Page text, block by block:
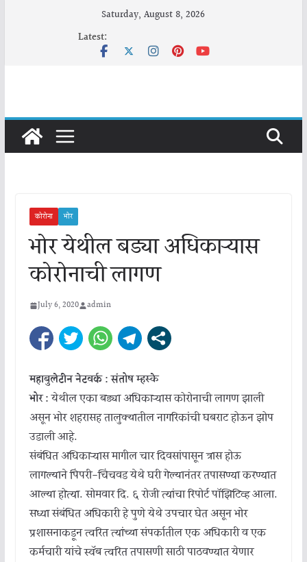
Saturday, August 8, 2026
Latest:
कोरोना भोर
भोर येथील बड्या अधिकाऱ्यास
कोरोनाची लागण
July 6, 2020 admin
महाबुलेटीन नेटवर्क : संतोष म्हस्के
भोर :येथील एका बड्या अधिकाऱ्यास कोरोनाची लागण झाली
असून भोर शहरासह तालुक्यातील नागरिकांची घबराट होऊन झोप
उडाली आहे.
संबंधित अधिकाऱ्यास मागील चार दिवसांपासून त्रास होऊ
लागल्याने पिंपरी-चिंचवड येथे घरी गेल्यानंतर तपासण्या करण्यात
आल्या होत्या. सोमवार दि. ६ रोजी त्यांचा रिपोर्ट पॉझिटिव्ह आला.
सध्या संबंधित अधिकारी हे पुणे येथे उपचार घेत असून भोर
प्रशासनाकडून त्वरित त्यांच्या संपर्कातील एक अधिकारी व एक
कर्मचारी यांचे स्वॅब त्वरित तपासणी साठी पाठवण्यात येणार